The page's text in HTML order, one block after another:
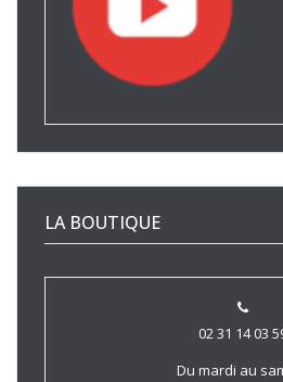
LA BOUTIQUE
02 31 14 03
Du mardi au